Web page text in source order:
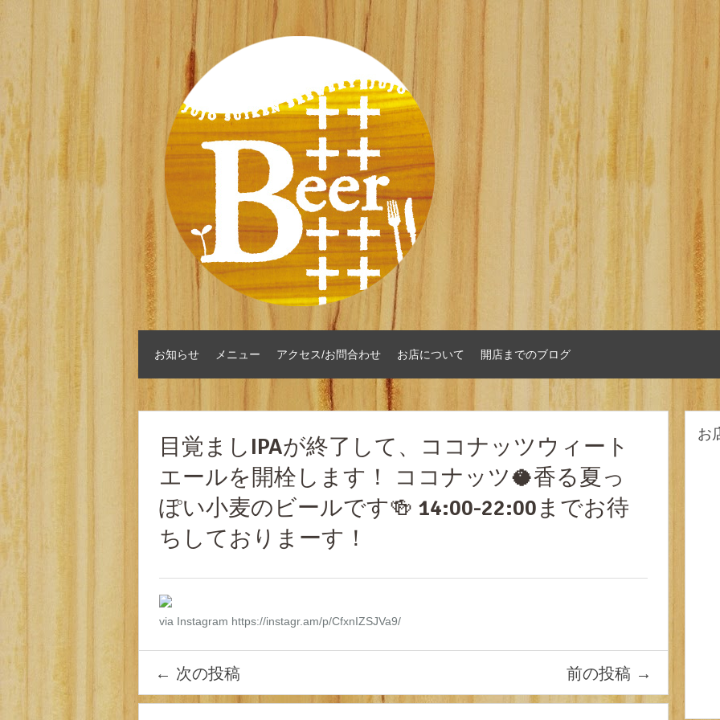
お知らせ メニュー アクセス/お問合わせ お店について 開店までのブログ
目覚ましIPAが終了して、ココナッツウィート
エールを開栓します！ ココナッツ🥥香る夏っ
ぽい小麦のビールです🍻 14:00-22:00までお待
ちしておりまーす！
via Instagram https://instagr.am/p/CfxnIZSJVa9/
← 次の投稿 前の投稿 →
お